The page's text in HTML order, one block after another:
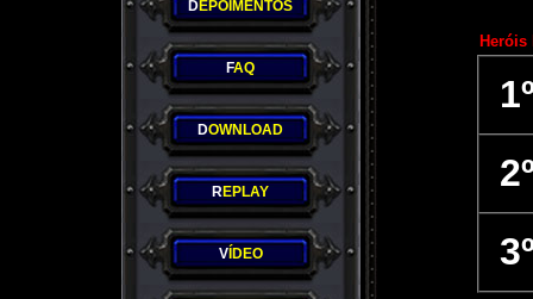
DEPOIMENTOS
FAQ
DOWNLOAD
REPLAY
VÍDEO
Heróis